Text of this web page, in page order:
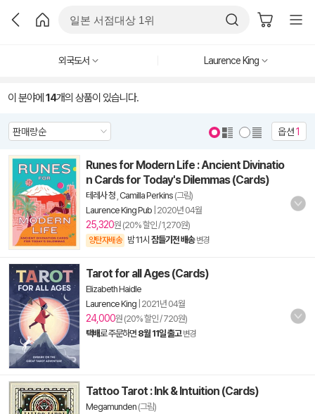
외국도서 Laurence King
이 분야에 14개의 상품이 있습니다.
옵션1
Runes for Modern Life : Ancient Divinatio
n Cards for Today's Dilemmas (Cards)
테레사 청 Camilla Perkins (그림)
Laurence King Pub 2020년 04월
25,320원 (20% 할인 / 1,270원)
양탄자배송 밤 11시 잠들기전 배송 변경
Tarot for all Ages (Cards)
Elizabeth Haidle
Laurence King 2021년 04월
24,000원 (20% 할인 / 720원)
택배로 주문하면 8월 11일 출고 변경
Tattoo Tarot : Ink & Intuition (Cards)
Megamunden (그림)